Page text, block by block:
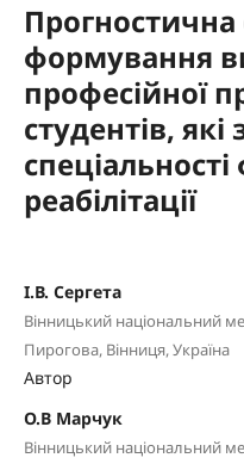
Прогностична
формування
професійної
студентів,
спеціальності
реабілітації
І.В. Сергета
Вінницький національний
Пирогова, Вінниця, Україна
Автор
О.В Марчук
Вінницький національний